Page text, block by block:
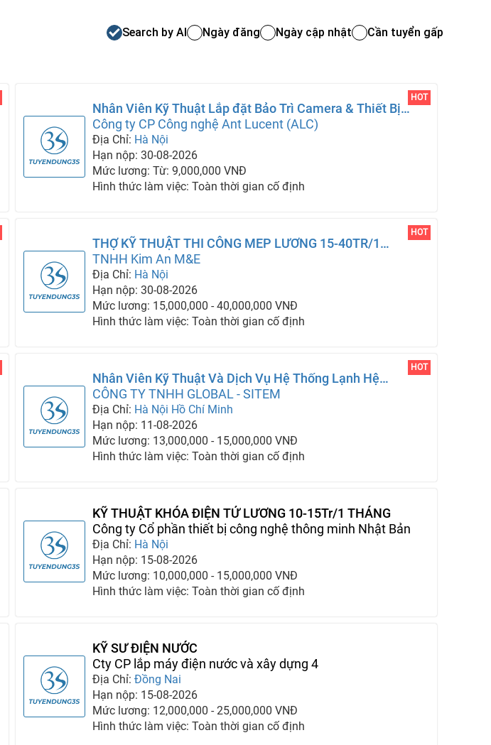
Search by AI Ngày đăng Ngày cập nhật Cần tuyển gấp
Nhân Viên Kỹ Thuật Lắp đặt Bảo Trì Camera & Thiết Bị
An Ninh
Công ty CP Công nghệ Ant Lucent (ALC)
Địa Chỉ: Hà Nội
Hạn nộp: 30-08-2026
Mức lương: Từ: 9,000,000 VNĐ
Hình thức làm việc: Toàn thời gian cố định
HOT
THỢ KỸ THUẬT THI CÔNG MEP LƯƠNG 15-40TR/1
THÁNG
TNHH Kim An M&E
Địa Chỉ: Hà Nội
Hạn nộp: 30-08-2026
Mức lương: 15,000,000 - 40,000,000 VNĐ
Hình thức làm việc: Toàn thời gian cố định
HOT
Nhân Viên Kỹ Thuật Và Dịch Vụ Hệ Thống Lạnh Hệ
Thống Điện
CÔNG TY TNHH GLOBAL - SITEM
Địa Chỉ: Hà Nội Hồ Chí Minh
Hạn nộp: 11-08-2026
Mức lương: 13,000,000 - 15,000,000 VNĐ
Hình thức làm việc: Toàn thời gian cố định
HOT
KỸ THUẬT KHÓA ĐIỆN TỬ LƯƠNG 10-15Tr/1 THÁNG
Công ty Cổ phần thiết bị công nghệ thông minh Nhật Bản
Địa Chỉ: Hà Nội
Hạn nộp: 15-08-2026
Mức lương: 10,000,000 - 15,000,000 VNĐ
Hình thức làm việc: Toàn thời gian cố định
KỸ SƯ ĐIỆN NƯỚC
Cty CP lắp máy điện nước và xây dựng 4
Địa Chỉ: Đồng Nai
Hạn nộp: 15-08-2026
Mức lương: 12,000,000 - 25,000,000 VNĐ
Hình thức làm việc: Toàn thời gian cố định